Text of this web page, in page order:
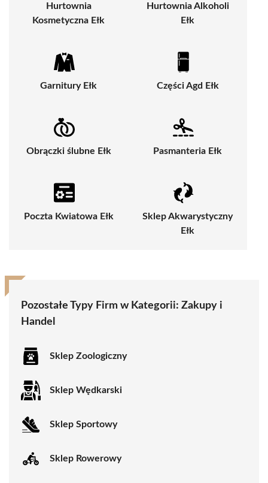
Hurtownia
Kosmetyczna Ełk
Hurtownia Alkoholi
Ełk
Garnitury Ełk Części Agd Ełk
Obrączki ślubne Ełk Pasmanteria Ełk
Poczta Kwiatowa Ełk
Sklep Akwarystyczny
Ełk
Pozostałe Typy Firm w Kategorii: Zakupy i
Handel
Sklep Zoologiczny
Sklep Wędkarski
Sklep Sportowy
Sklep Rowerowy